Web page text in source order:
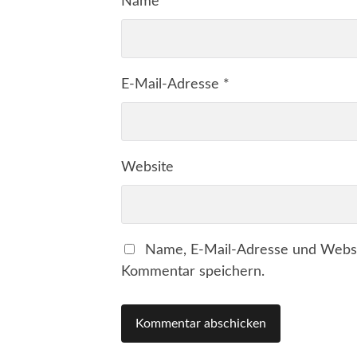
E-Mail-Adresse *
Website
Name, E-Mail-Adresse und
Kommentar speichern.